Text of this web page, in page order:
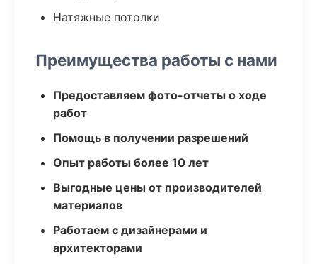
Натяжные потолки
Преимущества работы с нами
Предоставляем фото-отчеты о ходе
работ
Помощь в получении разрешений
Опыт работы более 10 лет
Выгодные цены от производителей
материалов
Работаем с дизайнерами и
архитекторами